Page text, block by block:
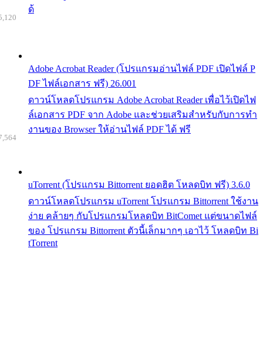
ด้
Adobe Acrobat Reader (โปรแกรมอ่านไฟล์ PDF เปิดไฟล์ P
DF ไฟล์เอกสาร ฟรี) 26.001
ดาวน์โหลดโปรแกรม Adobe Acrobat Reader เพื่อไว้เปิดไฟ
ล์เอกสาร PDF จาก Adobe และช่วยเสริมสำหรับกับการทำ
งานของ Browser ให้อ่านไฟล์ PDF ได้ ฟรี
uTorrent (โปรแกรม Bittorrent ยอดฮิต โหลดบิท ฟรี) 3.6.0
ดาวน์โหลดโปรแกรม uTorrent โปรแกรม Bittorrent ใช้งาน
ง่าย คล้ายๆ กับโปรแกรมโหลดบิท BitComet แต่ขนาดไฟล์
ของ โปรแกรม Bittorrent ตัวนี้เล็กมากๆ เอาไว้ โหลดบิท Bi
tTorrent